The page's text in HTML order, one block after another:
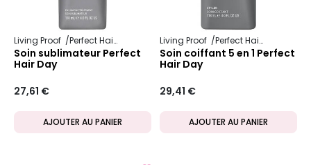
Living Proof Perfect Hair Day
Soin sublimateur Perfect
Hair Day
27,61 €
AJOUTER AU PANIER
Living Proof Perfect Hair Day
Soin coiffant 5 en 1 Perfect
Hair Day
29,41 €
AJOUTER AU PANIER